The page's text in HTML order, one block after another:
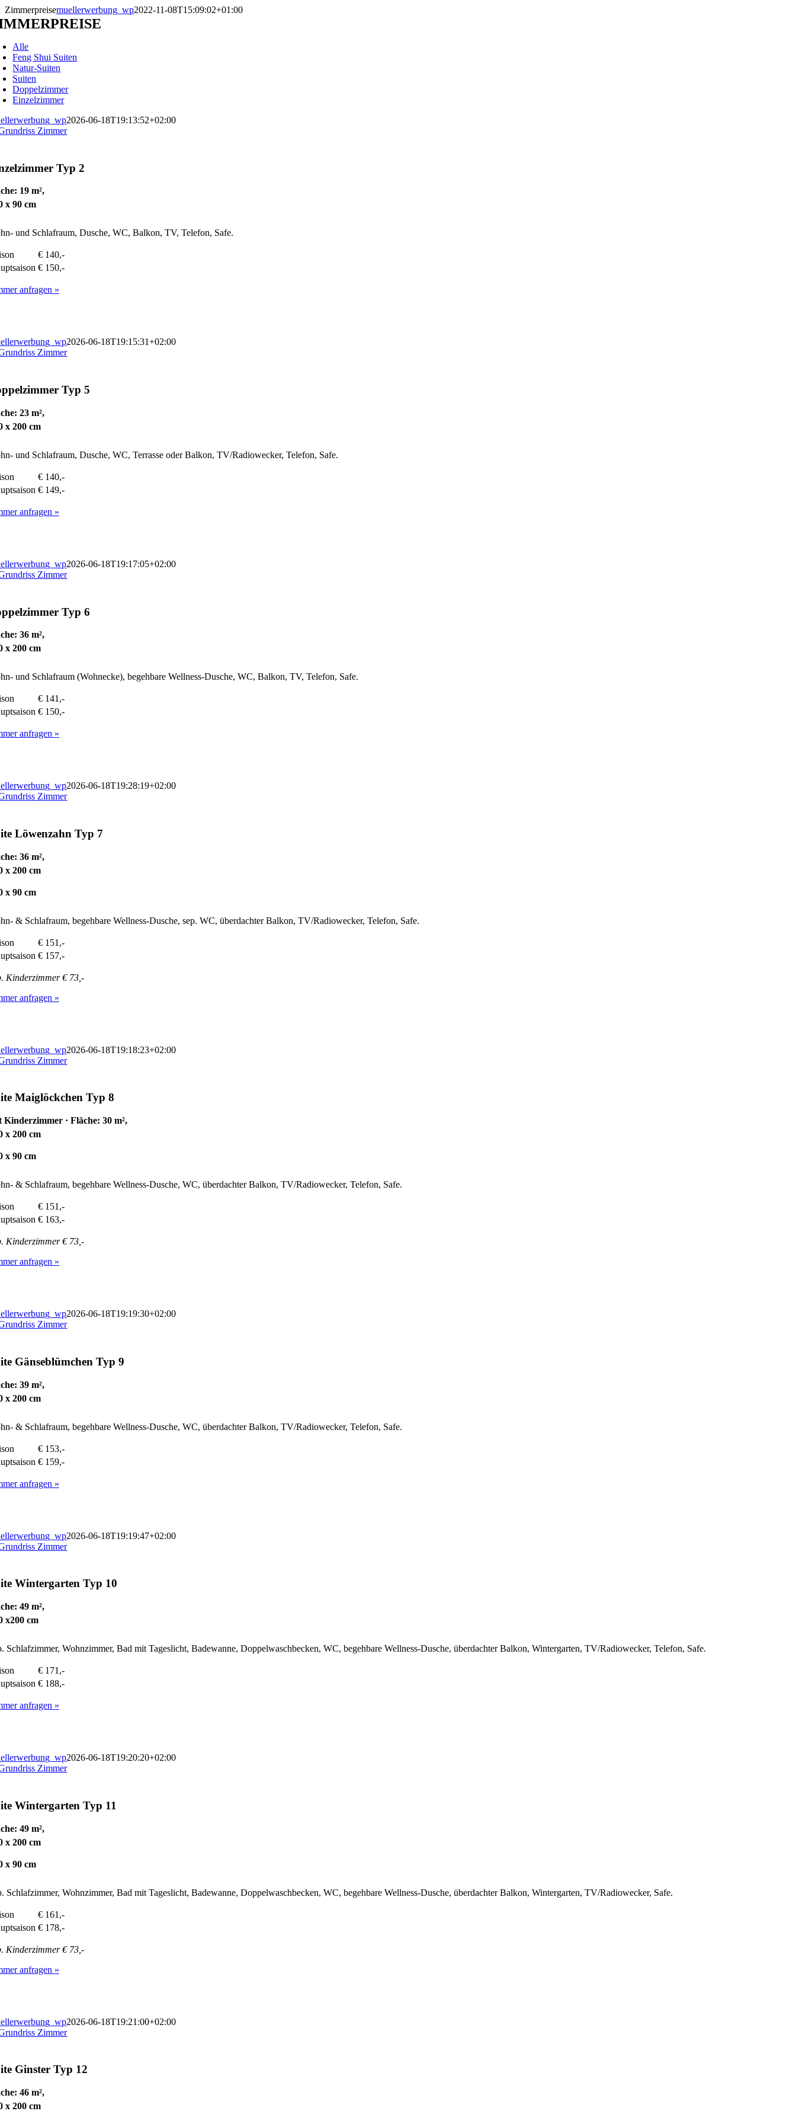
Zum
Inhalt
springen
Zimmerpreisemuellerwerbung_wp2022-11-08T15:09:02+01:00
Alle
Feng Shui Suiten
Natur-Suiten
Suiten
Doppelzimmer
Einzelzimmer
2026-06-18T19:13:52+02:00
Typ 2
19 m²,
x 90 cm
und Schlafraum, Dusche, WC, Balkon, TV, Telefon, Safe.
€ 140,-
€ 150,-
anfragen »
2026-06-18T19:15:31+02:00
Typ 5
23 m²,
x 200 cm
und Schlafraum, Dusche, WC, Terrasse oder Balkon, TV/Radiowecker, Telefon, Safe.
€ 140,-
€ 149,-
anfragen »
2026-06-18T19:17:05+02:00
Typ 6
36 m²,
x 200 cm
und Schlafraum (Wohnecke), begehbare Wellness-Dusche, WC, Balkon, TV, Telefon, Safe.
€ 141,-
€ 150,-
anfragen »
2026-06-18T19:28:19+02:00
Löwenzahn Typ 7
36 m²,
x 200 cm
x 90 cm
& Schlafraum, begehbare Wellness-Dusche, sep. WC, überdachter Balkon, TV/Radiowecker, Telefon, Safe.
€ 151,-
€ 157,-
Kinderzimmer € 73,-
anfragen »
2026-06-18T19:18:23+02:00
Maiglöckchen Typ 8
Kinderzimmer · Fläche: 30 m²,
x 200 cm
x 90 cm
& Schlafraum, begehbare Wellness-Dusche, WC, überdachter Balkon, TV/Radiowecker, Telefon, Safe.
€ 151,-
€ 163,-
Kinderzimmer € 73,-
anfragen »
2026-06-18T19:19:30+02:00
Gänseblümchen Typ 9
39 m²,
x 200 cm
& Schlafraum, begehbare Wellness-Dusche, WC, überdachter Balkon, TV/Radiowecker, Telefon, Safe.
€ 153,-
€ 159,-
anfragen »
2026-06-18T19:19:47+02:00
Wintergarten Typ 10
49 m²,
x200 cm
Schlafzimmer, Wohnzimmer, Bad mit Tageslicht, Badewanne, Doppelwaschbecken, WC, begehbare Wellness-Dusche, überdachter Balkon, Wintergarten, TV/Radiowecker, Telefon, Safe.
€ 171,-
€ 188,-
anfragen »
2026-06-18T19:20:20+02:00
Wintergarten Typ 11
49 m²,
x 200 cm
x 90 cm
Schlafzimmer, Wohnzimmer, Bad mit Tageslicht, Badewanne, Doppelwaschbecken, WC, begehbare Wellness-Dusche, überdachter Balkon, Wintergarten, TV/Radiowecker, Safe.
€ 161,-
€ 178,-
Kinderzimmer € 73,-
anfragen »
2026-06-18T19:21:00+02:00
Ginster Typ 12
46 m²,
x 200 cm